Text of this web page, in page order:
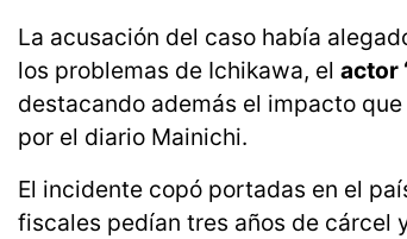
La acusación del caso había
los problemas de Ichikawa, el actor
destacando además el impacto
por el diario Mainichi.
El incidente copó portadas en el
fiscales pedían tres años de cárcel